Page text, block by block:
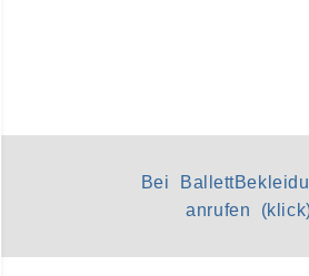
Bei
anrufen